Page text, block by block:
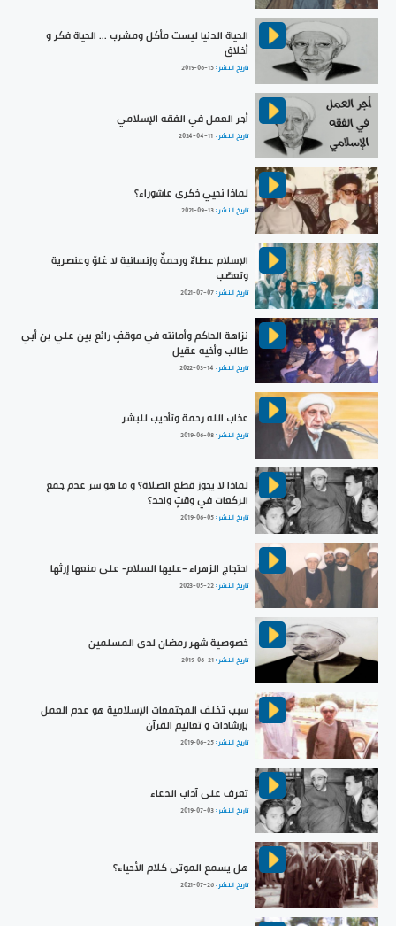
الحياة الدنيا ليست مأكل ومشرب ... الحياة فكر و
أخلاق
تاريخ النشر :2019-06-15
أجر العمل في الفقه الإسلامي
تاريخ النشر : 2024-04-11
لماذا نحيي ذكرى عاشوراء؟
تاريخ النشر :2021-09-13
الإسلام عطاءٌ ورحمةٌ وإنسانية لا غلوّ وعنصرية
وتعصّب
تاريخ النشر :2021-07-07
نزاهة الحاكم وأمانته في موقفٍ رائع بين علي بن أبي
طالب وأخيه عقيل
تاريخ النشر : 2022-03-14
عذاب الله رحمة وتأديب للبشر
تاريخ النشر :2019-06-08
لماذا لا يجوز قطع الصلاة؟ و ما هو سر عدم جمع
الركعات في وقتٍ واحد؟
تاريخ النشر :2019-06-05
احتجاج الزهراء -عليها السلام- على منعها إرثها
تاريخ النشر :2023-05-22
خصوصية شهر رمضان لدى المسلمين
تاريخ النشر :2019-06-21
سبب تخلف المجتمعات الإسلامية هو عدم العمل
بإرشادات و تعاليم القرآن
تاريخ النشر :2019-06-25
تعرف على آداب الدعاء
تاريخ النشر :2019-07-03
هل يسمع الموتى كلام الأحياء؟
تاريخ النشر :2021-07-26